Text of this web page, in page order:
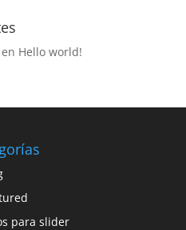
Hello world!
para slider